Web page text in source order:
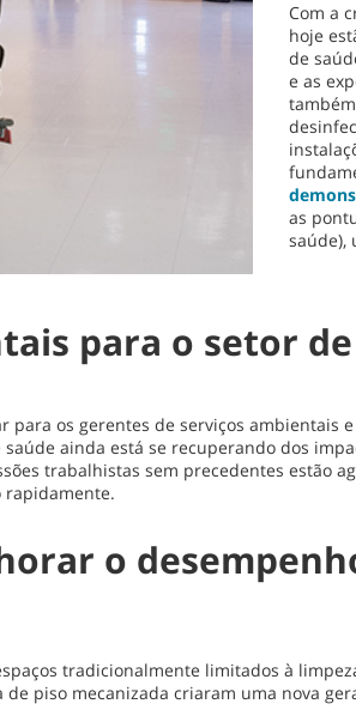
Com a
hoje
de
e as
as
saúde),
para o setor
os gerentes de serviços
ainda está se recuperando dos
trabalhistas sem precedentes
rapidamente.
o
tradicionalmente limitados à
piso mecanizada criaram uma nova